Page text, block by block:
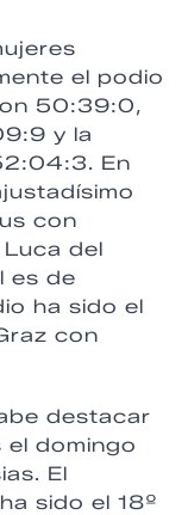
el podio
50:39:0,
y la
En
con
del
es de
ha sido el
con
destacar
domingo
El
sido el 18º